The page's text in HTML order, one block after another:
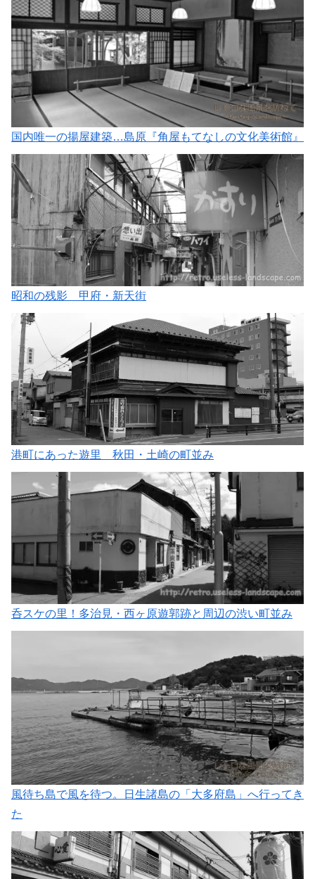
国内唯一の揚屋建築…島原『角屋もてなしの文化美術館』
昭和の残影 甲府・新天街
港町にあった遊里 秋田・土崎の町並み
呑スケの里！多治見・西ヶ原遊郭跡と周辺の渋い町並み
風待ち島で風を待つ。日生諸島の「大多府島」へ行ってき
た